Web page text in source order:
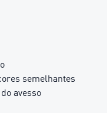
semelhantes
avesso